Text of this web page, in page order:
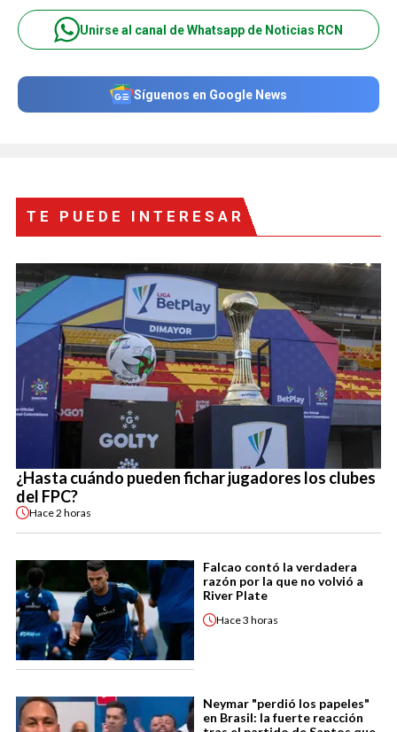
Unirse al canal de Whatsapp de Noticias RCN
Síguenos en Google News
TE PUEDE INTERESAR
¿Hasta cuándo pueden fichar jugadores los clubes
del FPC?
Hace2 horas
Falcao contó la verdadera
razón por la que no volvió a
River Plate
Hace3 horas
Neymar "perdió los papeles"
en Brasil: la fuerte reacción